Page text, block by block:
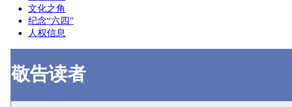
文化之角
纪念“六四”
人权信息
敬告读者